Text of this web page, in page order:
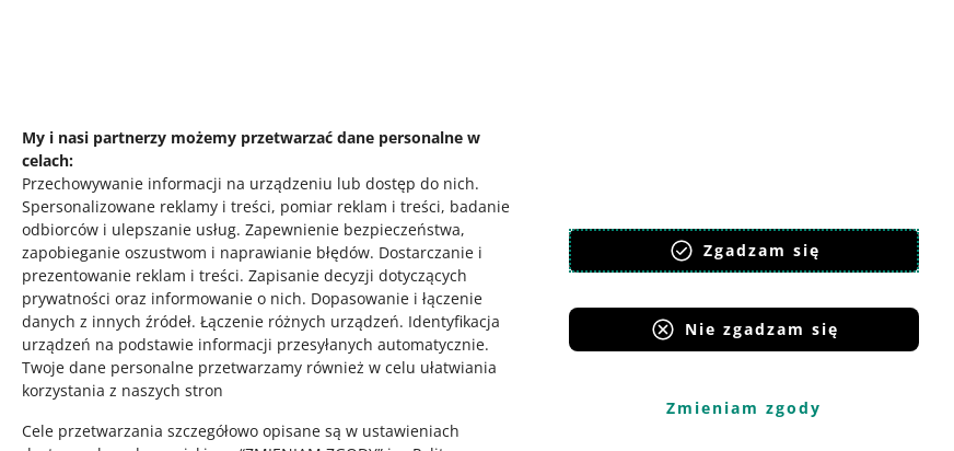
My i nasi partnerzy możemy przetwarzać dane personalne w
celach:
Przechowywanie informacji na urządzeniu lub dostęp do nich.
Spersonalizowane reklamy i treści, pomiar reklam i treści, badanie
odbiorców i ulepszanie usług. Zapewnienie bezpieczeństwa,
zapobieganie oszustwom i naprawianie błędów. Dostarczanie i
prezentowanie reklam i treści. Zapisanie decyzji dotyczących
prywatności oraz informowanie o nich. Dopasowanie i łączenie
danych z innych źródeł. Łączenie różnych urządzeń. Identyfikacja
urządzeń na podstawie informacji przesyłanych automatycznie.
Twoje dane personalne przetwarzamy również w celu ułatwiania
korzystania z naszych stron
Cele przetwarzania szczegółowo opisane są w ustawieniach
Zgadzam się
Nie zgadzam się
Zmieniam zgody